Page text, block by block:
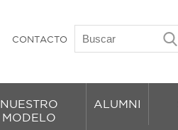
CONTACTO
NUESTRO
MODELO
ALUMNI